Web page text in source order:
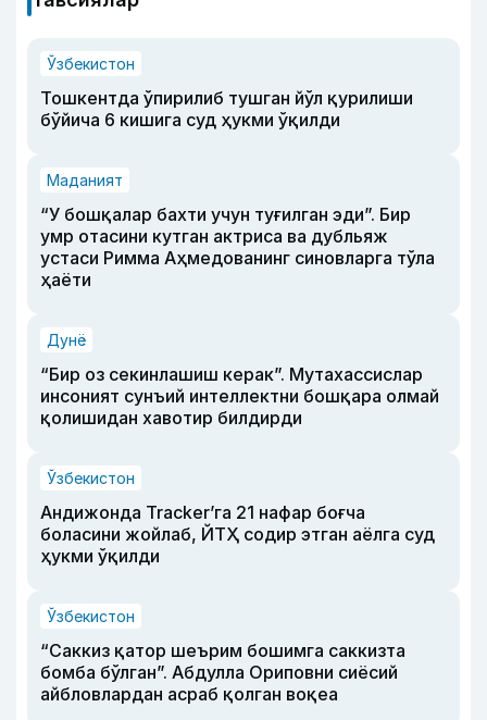
Ўзбекистон
Тошкентда ўпирилиб тушган йўл қурилиши
бўйича 6 кишига суд ҳукми ўқилди
Маданият
“У бошқалар бахти учун туғилган эди”. Бир
умр отасини кутган актриса ва дубльяж
устаси Римма Аҳмедованинг синовларга тўла
ҳаёти
Дунё
“Бир оз секинлашиш керак”. Мутахассислар
инсоният сунъий интеллектни бошқара олмай
қолишидан хавотир билдирди
Ўзбекистон
Андижонда Tracker’га 21 нафар боғча
боласини жойлаб, ЙТҲ содир этган аёлга суд
ҳукми ўқилди
Ўзбекистон
“Саккиз қатор шеърим бошимга саккизта
бомба бўлган”. Абдулла Ориповни сиёсий
айбловлардан асраб қолган воқеа